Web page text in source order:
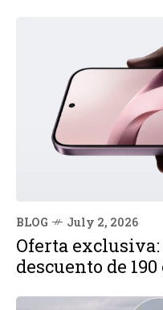
BLOG July 2, 2026
Oferta
descuento de